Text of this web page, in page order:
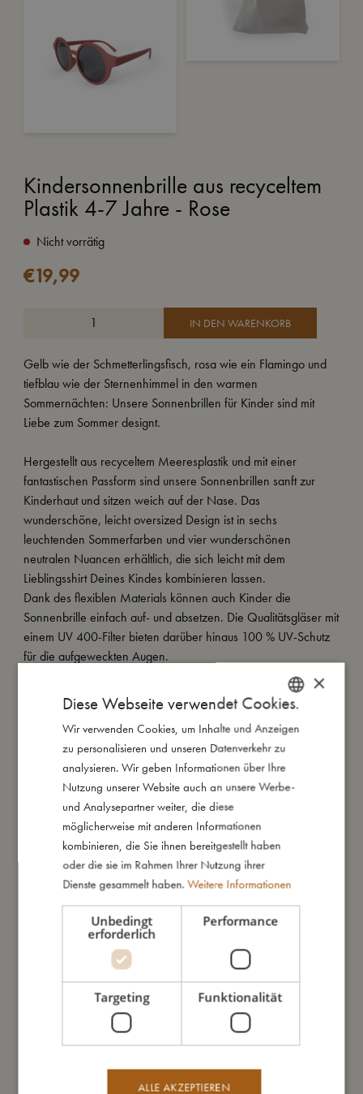
Kindersonnenbrille aus recyceltem
Plastik 4-7 Jahre - Rose
Nicht vorrätig
€19,99
IN DEN WARENKORB
Gelb wie der Schmetterlingsfisch, rosa wie ein Flamingo und
tiefblau wie der Sternenhimmel in den warmen
Sommernächten: Unsere Sonnenbrillen für Kinder sind mit
Liebe zum Sommer designt.
Hergestellt aus recyceltem Meeresplastik und mit einer
fantastischen Passform sind unsere Sonnenbrillen sanft zur
Kinderhaut und sitzen weich auf der Nase. Das
wunderschöne, leicht oversized Design ist in sechs
leuchtenden Sommerfarben und vier wunderschönen
neutralen Nuancen erhältlich, die sich leicht mit dem
Lieblingsshirt Deines Kindes kombinieren lassen.
Dank des flexiblen Materials können auch Kinder die
Sonnenbrille einfach auf- und absetzen. Die Qualitätsgläser mit
einem UV 400-Filter bieten darüber hinaus 100 % UV-Schutz
für die aufgeweckten Augen.
Unsere Sonnenbrillen für die 4-7-Jährigen werden in einer
tollen Geschenkverpackung aus Papier aus nachhaltiger
Waldwirtschaft und einem multifunktionalen Mikrofaserbeutel
geliefert, der auch als Brillenputztuch verwendet werden kann.
So groß bin ich
Daraus bin ich gemacht
So kannst Du mich pflegen
Das könnte dir auch gefallen
DANISH
ENGLISH
GERMAN
×
Diese Webseite verwendet Cookies.
Wir verwenden Cookies, um Inhalte und Anzeigen
zu personalisieren und unseren Datenverkehr zu
analysieren. Wir geben Informationen über Ihre
Nutzung unserer Website auch an unsere Werbe-
und Analysepartner weiter, die diese
möglicherweise mit anderen Informationen
kombinieren, die Sie ihnen bereitgestellt haben
oder die sie im Rahmen Ihrer Nutzung ihrer
Dienste gesammelt haben. Weitere Informationen
Unbedingt
erforderlich
Performance
Targeting Funktionalität
ALLE AKZEPTIEREN